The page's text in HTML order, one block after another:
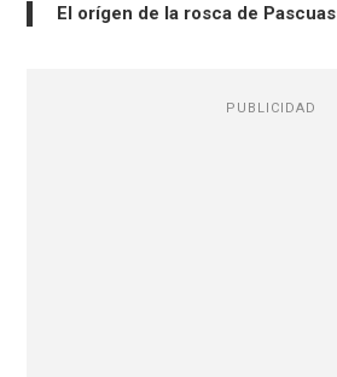
El orígen de la rosca de Pascuas
PUBLICIDAD